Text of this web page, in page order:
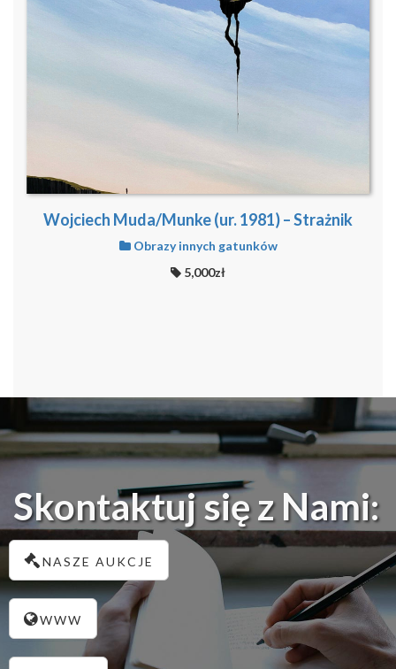
Wojciech Muda/Munke (ur. 1981) – Strażnik
Obrazy innych gatunków
5,000zł
Skontaktuj się z Nami:
NASZE AUKCJE
WWW